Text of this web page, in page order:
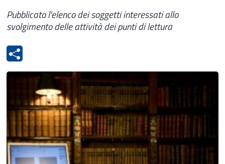
Pubblicato l'elenco dei soggetti interessati allo
svolgimento delle attività dei punti di lettura